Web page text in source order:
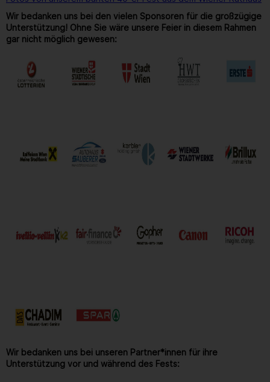
Wir bedanken uns bei den vielen Sponsoren für die großzügige
Unterstützung! Ohne Sie wäre unsere Feier in diesem Rahmen
gar nicht möglich gewesen:
Wir bedanken uns bei unseren Partner*innen für ihre
Unterstützung vor und während des Fests: